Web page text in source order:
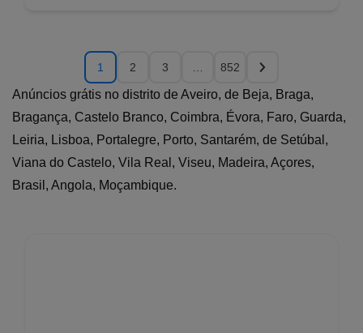
1 2 3 852
Anúncios grátis no distrito de Aveiro, de Beja, Braga,
Bragança, Castelo Branco, Coimbra, Évora, Faro, Guarda,
Leiria, Lisboa, Portalegre, Porto, Santarém, de Setúbal,
Viana do Castelo, Vila Real, Viseu, Madeira, Açores,
Brasil, Angola, Moçambique.